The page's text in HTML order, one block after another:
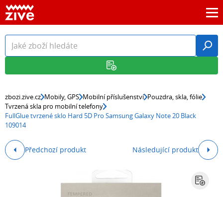
zbozi.zive.cz Mobily, GPS Mobilní příslušenství Pouzdra, skla, fólie
Tvrzená skla pro mobilní telefony
FullGlue tvrzené sklo Hard 5D Pro Samsung Galaxy Note 20 Black
109014
Předchozí produkt Následující produkt